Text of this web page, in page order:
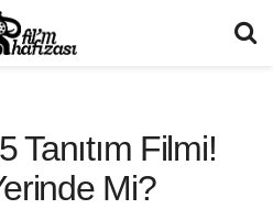
Tanıtım Filmi!
Mi?